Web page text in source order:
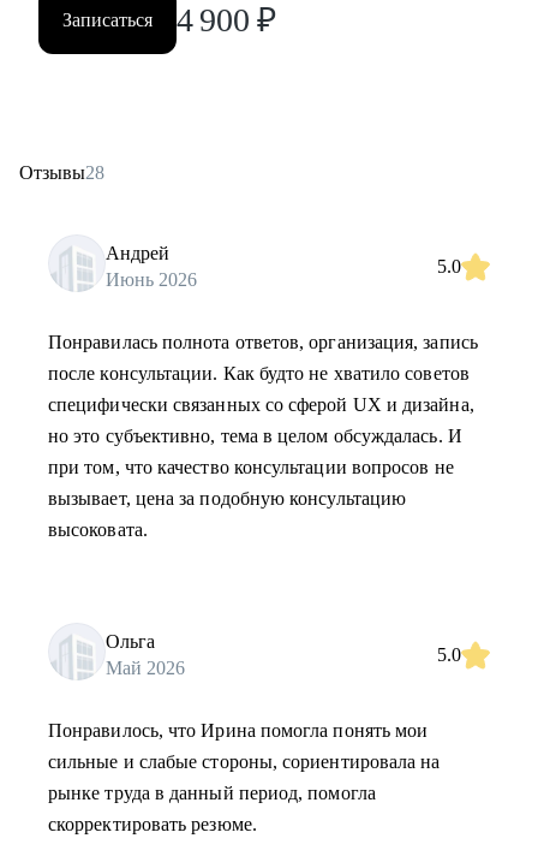
Записаться 4 900 ₽
Отзывы28
Андрей
Июнь 2026
5.0
Понравилась полнота ответов, организация, запись
после консультации. Как будто не хватило советов
специфически связанных со сферой UX и дизайна,
но это субъективно, тема в целом обсуждалась. И
при том, что качество консультации вопросов не
вызывает, цена за подобную консультацию
высоковата.
Ольга
Май 2026
5.0
Понравилось, что Ирина помогла понять мои
сильные и слабые стороны, сориентировала на
рынке труда в данный период, помогла
скорректировать резюме.